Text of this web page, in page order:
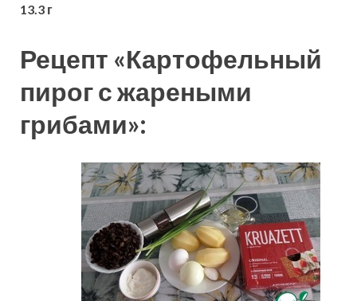
13.3 г
Рецепт «Картофельный
пирог с жареными
грибами»: